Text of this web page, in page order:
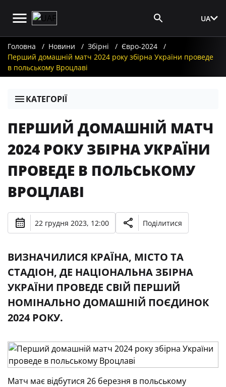
UA
Головна Новини Збірні
Євро-2024
Перший домашній матч 2024 року збірна України проведе
в польському Вроцлаві
КАТЕГОРІЇ
ПЕРШИЙ ДОМАШНІЙ МАТЧ
2024 РОКУ ЗБІРНА УКРАЇНИ
ПРОВЕДЕ В ПОЛЬСЬКОМУ
ВРОЦЛАВІ
22 грудня 2023, 12:00 Поділитися
ВИЗНАЧИЛИСЯ КРАЇНА, МІСТО ТА
СТАДІОН, ДЕ НАЦІОНАЛЬНА ЗБІРНА
УКРАЇНИ ПРОВЕДЕ СВІЙ ПЕРШИЙ
НОМІНАЛЬНО ДОМАШНІЙ ПОЄДИНОК
2024 РОКУ.
Матч має відбутися 26 березня в польському